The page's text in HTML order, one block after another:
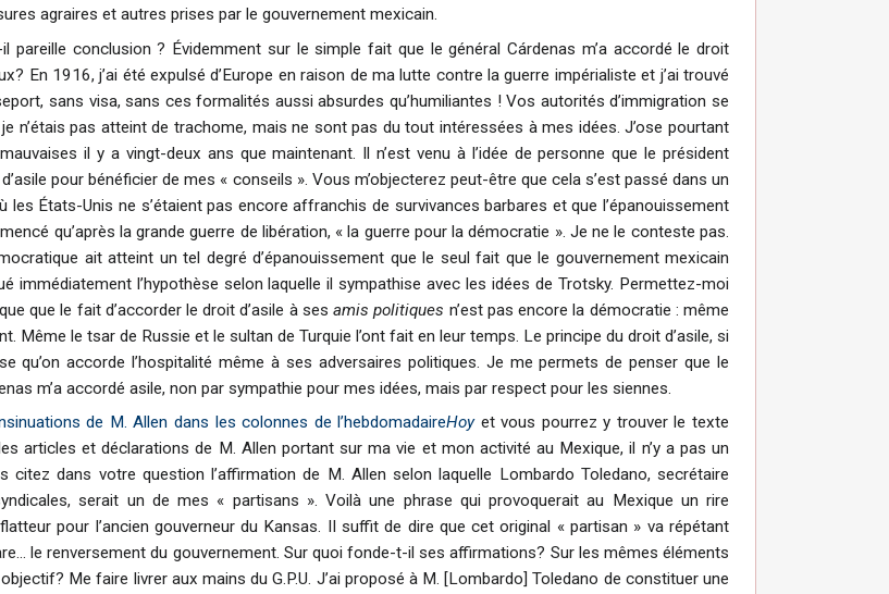
agraires et autres prises par le gouvernement mexicain.
pareille conclusion ? Évidemment sur le simple fait que le général Cárdenas m’a accordé le droit
En 1916, j’ai été expulsé d’Europe en raison de ma lutte contre la guerre impérialiste et j’ai trouvé
sans visa, sans ces formalités aussi absurdes qu’humiliantes ! Vos autorités d’immigration se
n’étais pas atteint de trachome, mais ne sont pas du tout intéressées à mes idées. J’ose pourtant
il y a vingt-deux ans que maintenant. Il n’est venu à l’idée de personne que le président
pour bénéficier de mes « conseils ». Vous m’objecterez peut-être que cela s’est passé dans un
les États-Unis ne s’étaient pas encore affranchis de survivances barbares et que l’épanouissement
qu’après la grande guerre de libération, « la guerre pour la démocratie ». Je ne le conteste pas.
ait atteint un tel degré d’épanouissement que le seul fait que le gouvernement mexicain
immédiatement l’hypothèse selon laquelle il sympathise avec les idées de Trotsky. Permettez-moi
que le fait d’accorder le droit d’asile à sesamis politiques n’est pas encore la démocratie : même
Même le tsar de Russie et le sultan de Turquie l’ont fait en leur temps. Le principe du droit d’asile, si
qu’on accorde l’hospitalité même à ses adversaires politiques. Je me permets de penser que le
m’a accordé asile, non par sympathie pour mes idées, mais par respect pour les siennes.
de M. Allen dans les colonnes de l’hebdomadaireHoyet vous pourrez y trouver le texte
articles et déclarations de M. Allen portant sur ma vie et mon activité au Mexique, il n’y a pas un
citez dans votre question l’affirmation de M. Allen selon laquelle Lombardo Toledano, secrétaire
serait un de mes « partisans ». Voilà une phrase qui provoquerait au Mexique un rire
pour l’ancien gouverneur du Kansas. II suffit de dire que cet original « partisan » va répétant
le renversement du gouvernement. Sur quoi fonde-t-il ses affirmations? Sur les mêmes éléments
Me faire livrer aux mains du G.P.U. J’ai proposé à M. [Lombardo] Toledano de constituer une